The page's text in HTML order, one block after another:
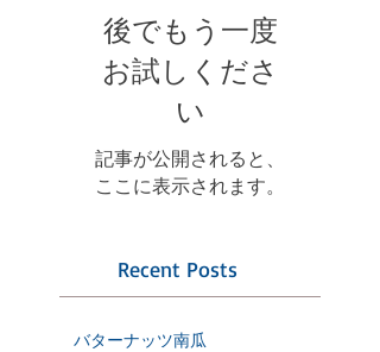
後でもう一度
お試しくださ
い
記事が公開されると、
ここに表示されます。
Recent Posts
バターナッツ南瓜